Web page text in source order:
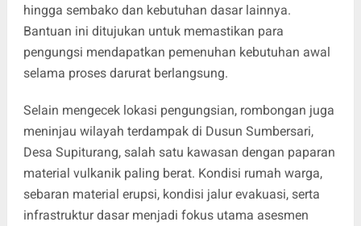
hingga sembako dan kebutuhan dasar lainnya.
Bantuan ini ditujukan untuk memastikan para
pengungsi mendapatkan pemenuhan kebutuhan awal
selama proses darurat berlangsung.
Selain mengecek lokasi pengungsian, rombongan juga
meninjau wilayah terdampak di Dusun Sumbersari,
Desa Supiturang, salah satu kawasan dengan paparan
material vulkanik paling berat. Kondisi rumah warga,
sebaran material erupsi, kondisi jalur evakuasi, serta
infrastruktur dasar menjadi fokus utama asesmen